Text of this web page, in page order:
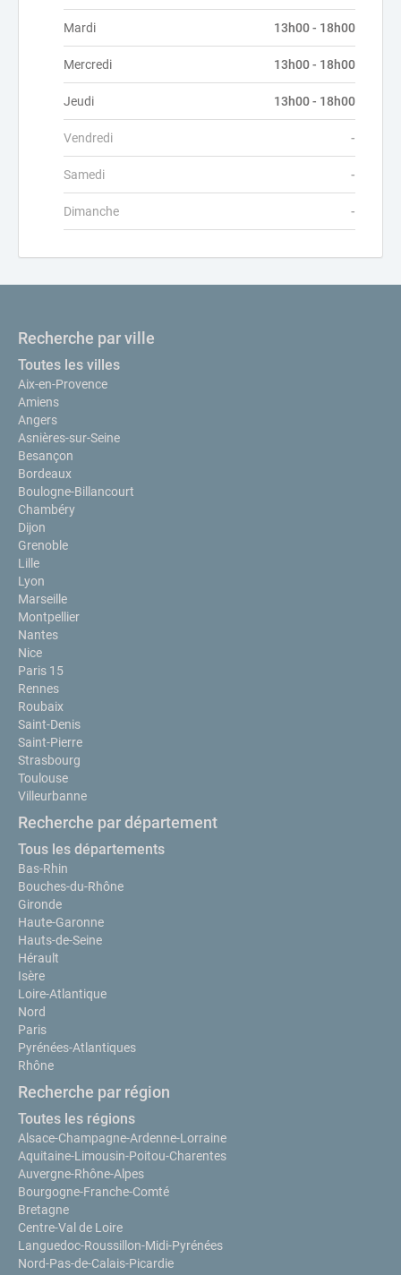
Mardi 13h00 - 18h00
Mercredi 13h00 - 18h00
Jeudi 13h00 - 18h00
Vendredi -
Samedi -
Dimanche -
Recherche par ville
Toutes les villes
Aix-en-Provence
Amiens
Angers
Asnières-sur-Seine
Besançon
Bordeaux
Boulogne-Billancourt
Chambéry
Dijon
Grenoble
Lille
Lyon
Marseille
Montpellier
Nantes
Nice
Paris 15
Rennes
Roubaix
Saint-Denis
Saint-Pierre
Strasbourg
Toulouse
Villeurbanne
Recherche par département
Tous les départements
Bas-Rhin
Bouches-du-Rhône
Gironde
Haute-Garonne
Hauts-de-Seine
Hérault
Isère
Loire-Atlantique
Nord
Paris
Pyrénées-Atlantiques
Rhône
Recherche par région
Toutes les régions
Alsace-Champagne-Ardenne-Lorraine
Aquitaine-Limousin-Poitou-Charentes
Auvergne-Rhône-Alpes
Bourgogne-Franche-Comté
Bretagne
Centre-Val de Loire
Languedoc-Roussillon-Midi-Pyrénées
Nord-Pas-de-Calais-Picardie